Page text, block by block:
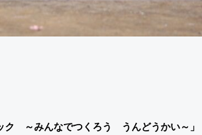
ク ～みんなでつくろう うんどうかい～」